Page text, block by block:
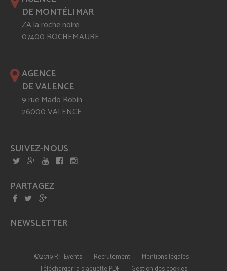
DE MONTÉLIMAR
ZA la roche noire
07400 ROCHEMAURE
AGENCE
DE VALENCE
9 rue Mado Robin
26000 VALENCE
SUIVEZ-NOUS
PARTAGEZ
NEWSLETTER
©2019 RT-Events - Recrutement - Mentions légales -